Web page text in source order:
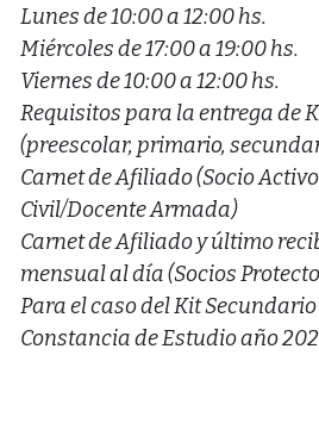
Lunes de 10:00 a 12:00 hs.
Miércoles de 17:00 a 19:00 hs.
Viernes de 10:00 a 12:00 hs.
Requisitos para la entrega de
(preescolar, primario,
Carnet de Afiliado (Socio
Civil/Docente Armada)
Carnet de Afiliado y último
mensual al día (Socios
Para el caso del Kit
Constancia de Estudio año